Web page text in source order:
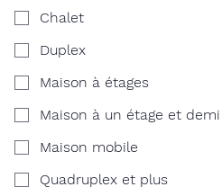
Chalet
Duplex
Maison à étages
Maison à un étage et demi
Maison mobile
Quadruplex et plus